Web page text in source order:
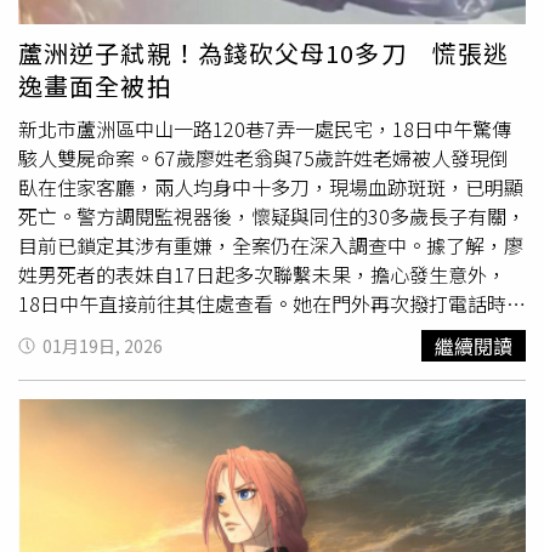
民的《離騷》、《天問》、《九歌》等不朽詩篇，他所寫的
「離騷」，充分刻劃一個愛國知識分子的憂愁幽思，是中國
文學史上珍貴的詩篇。五月初五這天，在寫下了絕筆作《懷
沙》之後，這位懷才不遇的詩人就抱著砂石，自投於汨羅江
中，悲壯殉國。楚國的人民知道這個消息之後，都不約而同
的趕到江邊來，想找尋他們所敬愛的屈原，可是一直都找不
到屈原的身體。為了不讓水中的魚蝦把屈原的身體吃掉，他
們就在江上劃著龍舟、敲鑼打鼓，希望能將魚蝦趕跑；還用
粽葉包米飯，作成粽子，投到江餵給魚蝦吃，希望屈原的身
體不要受到傷害。這就是划龍舟、包粽子的由來。 2.曹娥投
江：曹娥為東漢時代的孝女，上虞皂湖鄉曹家堡人。父親曹
盱駕船在舜江中不幸被江水淹死，不得其屍。年僅十四歲的
曹娥日夜沿江哭號，找尋父親的屍體，找了十七天仍然找不
到，於是投江自盡，這天正是五月初五。幾天之後，曹娥的
屍體浮出江面，並且還抱著父親的屍體。 後人為紀念曹娥
的孝節，在曹娥投江之處興建曹娥廟，她所居住的村鎮改名
為曹娥鎮，曹娥殉父之處定名為曹娥江。有些地方習慣在龍
舟上供曹娥塑像，就是為了感念她的孝行。 3.伍子胥惨遭陷
害：伍子胥名員，楚國人，父兄均為楚王所殺，後來子胥棄
蘆洲逆子弒親！為錢砍父母10多刀 慌張逃
逸畫面全被拍
新北市蘆洲區中山一路120巷7弄一處民宅，18日中午驚傳
駭人雙屍命案。67歲廖姓老翁與75歲許姓老婦被人發現倒
臥在住家客廳，兩人均身中十多刀，現場血跡斑斑，已明顯
死亡。警方調閱監視器後，懷疑與同住的30多歲長子有關，
目前已鎖定其涉有重嫌，全案仍在深入調查中。據了解，廖
姓男死者的表妹自17日起多次聯繫未果，擔心發生意外，
18日中午直接前往其住處查看。她在門外再次撥打電話時，
聽見屋內傳來手機鈴聲，卻始終無人應門，直覺情況不對，
隨即報警求助。警方會同鎖匠破門進入後，赫然發現廖姓老
夫妻雙雙倒臥在客廳，身上多處刀傷，已無生命跡象。鑑識
人員到場採證後確認，兩名死者均身中十多刀，死亡時間研
判已超過一天，詳細死因仍待進一步相驗釐清。警方也立即
封鎖現場，展開全面調查。警方指出，死者夫妻平時與長子
同住，調閱監視器畫面發現，廖姓長子於17日晚間9時許清
理身上血跡換衣後，神情慌張地騎乘機車離開住處，將機車
01月19日, 2026 繼續閱讀